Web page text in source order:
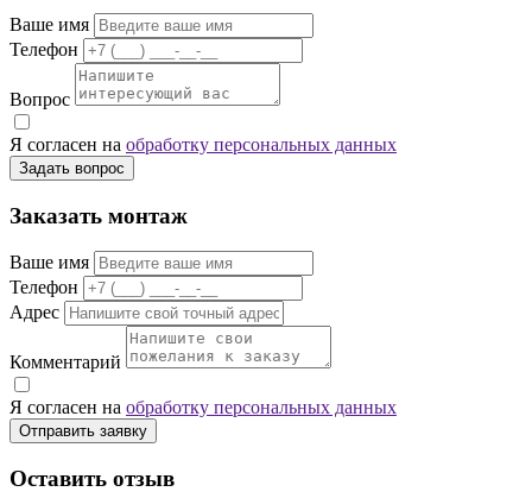
Ваше имя
Телефон
Вопрос
Я согласен на обработку персональных данных
Задать вопрос
Заказать монтаж
Ваше имя
Телефон
Адрес
Комментарий
Я согласен на обработку персональных данных
Отправить заявку
Оставить отзыв